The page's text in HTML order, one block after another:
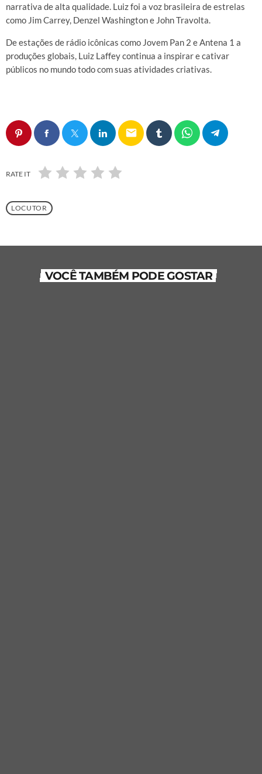
narrativa de alta qualidade. Luiz foi a voz brasileira de estrelas
como Jim Carrey, Denzel Washington e John Travolta.
De estações de rádio icônicas como Jovem Pan 2 e Antena 1 a
produções globais, Luiz Laffey continua a inspirar e cativar
públicos no mundo todo com suas atividades criativas.
email
RATE IT
LOCUTOR
VOCÊ TAMBÉM PODE GOSTAR